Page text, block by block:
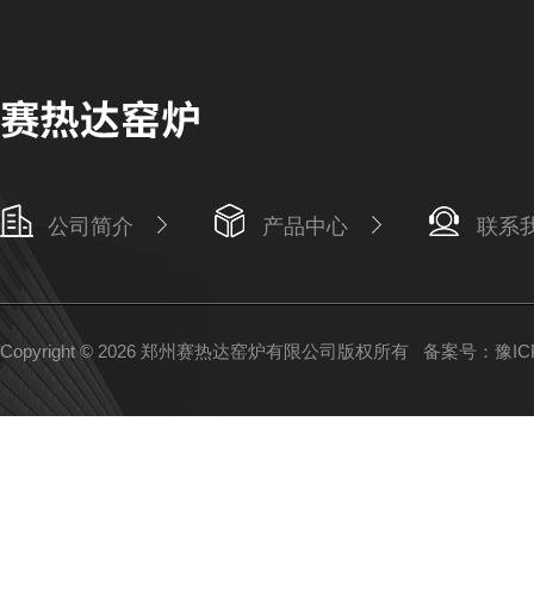
公司简介 产品中心 联系
Copyright © 2026 郑州赛热达窑炉有限公司版权所有 备案号：豫